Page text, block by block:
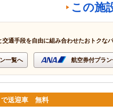
この施
交通手段を自由に組み合わせたおトクな
一覧へ 航空券付プラ
で送迎車 無料